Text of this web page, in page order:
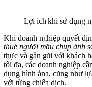
Lợi ích khi sử dụng
Khi doanh nghiệp quyết
thuê người mẫu chụp ảnh
thực và gần gũi với khách
tối đa, các doanh nghiệp
dụng hình ảnh, cũng như
với từng chiến dịch.